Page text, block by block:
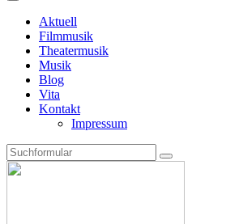
Aktuell
Filmmusik
Theatermusik
Musik
Blog
Vita
Kontakt
Impressum
Search